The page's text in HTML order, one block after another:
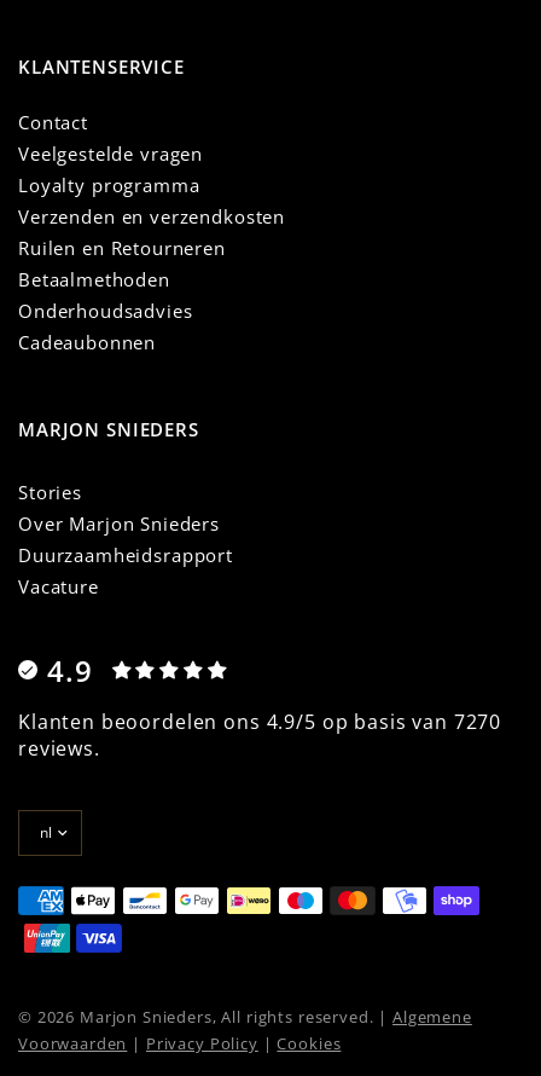
KLANTENSERVICE
Contact
Veelgestelde vragen
Loyalty programma
Verzenden en verzendkosten
Ruilen en Retourneren
Betaalmethoden
Onderhoudsadvies
Cadeaubonnen
MARJON SNIEDERS
Stories
Over Marjon Snieders
Duurzaamheidsrapport
Vacature
4.9
Klanten beoordelen ons 4.9/5 op basis van 7270
reviews.
Land/regio
© 2026 Marjon Snieders, All rights reserved. |Algemene
Voorwaarden | Privacy Policy |Cookies